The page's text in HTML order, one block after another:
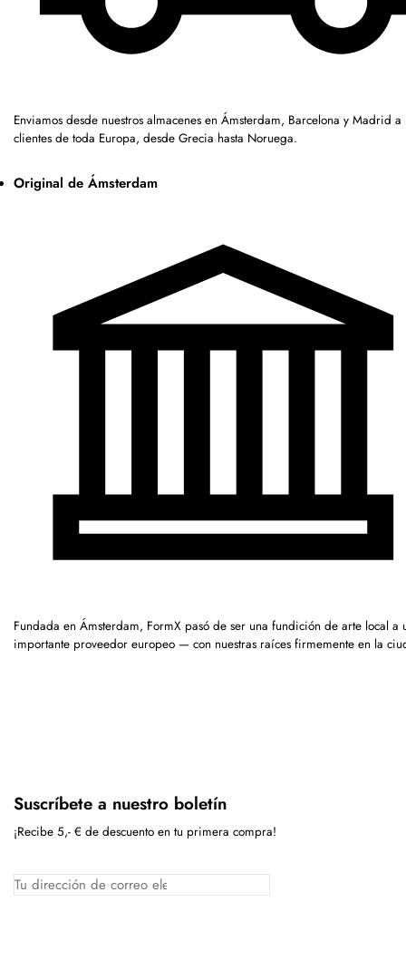
Enviamos desde nuestros almacenes en Ámsterdam, Barcelona y Madrid a
clientes de toda Europa, desde Grecia hasta Noruega.
Original de Ámsterdam
Fundada en Ámsterdam, FormX pasó de ser una fundición de arte local a
importante proveedor europeo — con nuestras raíces firmemente en la
Suscríbete a nuestro boletín
¡Recibe 5,- € de descuento en tu primera compra!